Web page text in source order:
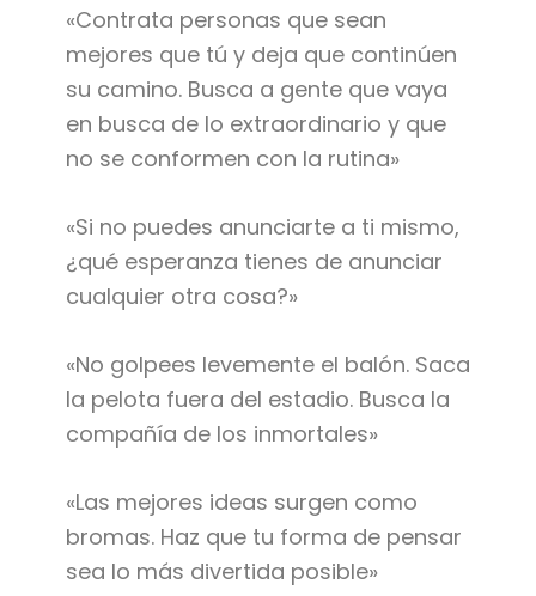
«Contrata personas que sean
mejores que tú y deja que continúen
su camino. Busca a gente que vaya
en busca de lo extraordinario y que
no se conformen con la rutina»
«Si no puedes anunciarte a ti mismo,
¿qué esperanza tienes de anunciar
cualquier otra cosa?»
«No golpees levemente el balón. Saca
la pelota fuera del estadio. Busca la
compañía de los inmortales»
«Las mejores ideas surgen como
bromas. Haz que tu forma de pensar
sea lo más divertida posible»